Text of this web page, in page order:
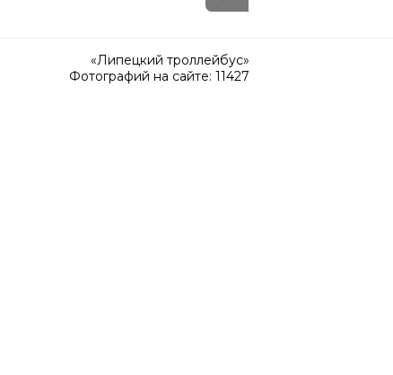
«Липецкий троллейбус»
Фотографий на сайте: 11427